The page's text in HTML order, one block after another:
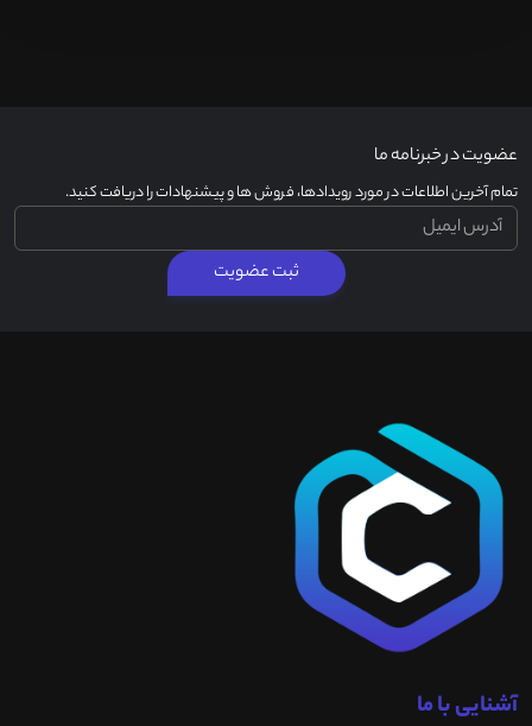
عضویت در خبرنامه ما
تمام آخرین اطلاعات در مورد رویدادها، فروش ها و پیشنهادات را دریافت کنید.
ثبت عضویت
آشنایی با ما